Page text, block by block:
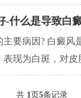
-什么是导致白
要病因? 白癜
表现为白斑，对
共 1页5条记录